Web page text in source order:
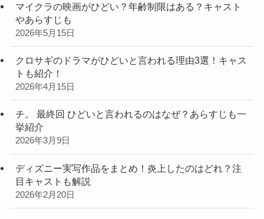
マイクラの映画がひどい？年齢制限はある？キャスト
やあらすじも
2026年5月15日
クロサギのドラマがひどいと言われる理由3選！キャス
トも紹介！
2026年4月15日
チ。 最終回 ひどいと言われるのはなぜ？あらすじも一
挙紹介
2026年3月9日
ディズニー実写作品をまとめ！炎上したのはどれ？注
目キャストも解説
2026年2月20日